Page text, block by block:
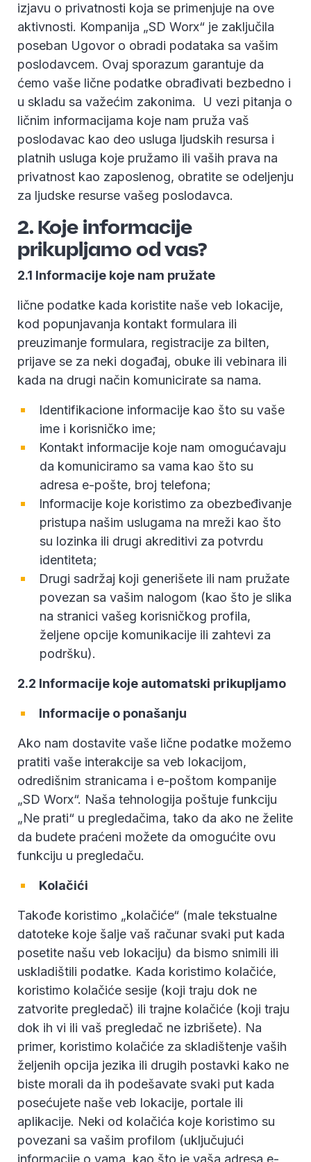
izjavu o privatnosti koja se primenjuje na ove
aktivnosti. Kompanija „SD Worx“ je zaključila
poseban Ugovor o obradi podataka sa vašim
poslodavcem. Ovaj sporazum garantuje da
ćemo vaše lične podatke obrađivati bezbedno i
u skladu sa važećim zakonima. U vezi pitanja o
ličnim informacijama koje nam pruža vaš
poslodavac kao deo usluga ljudskih resursa i
platnih usluga koje pružamo ili vaših prava na
privatnost kao zaposlenog, obratite se odeljenju
za ljudske resurse vašeg poslodavca.
2. Koje informacije
prikupljamo od vas?
2.1 Informacije koje nam pružate
lične podatke kada koristite naše veb lokacije,
kod popunjavanja kontakt formulara ili
preuzimanje formulara, registracije za bilten,
prijave se za neki događaj, obuke ili vebinara ili
kada na drugi način komunicirate sa nama.
Identifikacione informacije kao što su vaše
ime i korisničko ime;
Kontakt informacije koje nam omogućavaju
da komuniciramo sa vama kao što su
adresa e-pošte, broj telefona;
Informacije koje koristimo za obezbeđivanje
pristupa našim uslugama na mreži kao što
su lozinka ili drugi akreditivi za potvrdu
identiteta;
Drugi sadržaj koji generišete ili nam pružate
povezan sa vašim nalogom (kao što je slika
na stranici vašeg korisničkog profila,
željene opcije komunikacije ili zahtevi za
podršku).
2.2 Informacije koje automatski prikupljamo
Informacije o ponašanju
Ako nam dostavite vaše lične podatke možemo
pratiti vaše interakcije sa veb lokacijom,
odredišnim stranicama i e-poštom kompanije
„SD Worx“. Naša tehnologija poštuje funkciju
„Ne prati“ u pregledačima, tako da ako ne želite
da budete praćeni možete da omogućite ovu
funkciju u pregledaču.
Kolačići
Takođe koristimo „kolačiće“ (male tekstualne
datoteke koje šalje vaš računar svaki put kada
posetite našu veb lokaciju) da bismo snimili ili
uskladištili podatke. Kada koristimo kolačiće,
koristimo kolačiće sesije (koji traju dok ne
zatvorite pregledač) ili trajne kolačiće (koji traju
dok ih vi ili vaš pregledač ne izbrišete). Na
primer, koristimo kolačiće za skladištenje vaših
željenih opcija jezika ili drugih postavki kako ne
biste morali da ih podešavate svaki put kada
posećujete naše veb lokacije, portale ili
aplikacije. Neki od kolačića koje koristimo su
povezani sa vašim profilom (uključujući